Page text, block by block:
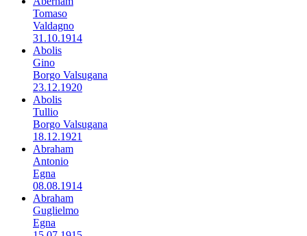
Tomaso
Valdagno
31.10.1914
Abolis
Gino
Borgo Valsugana
23.12.1920
Abolis
Tullio
Borgo Valsugana
18.12.1921
Abraham
Antonio
Egna
08.08.1914
Abraham
Guglielmo
Egna